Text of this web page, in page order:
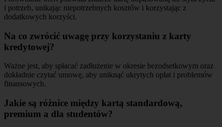
i potrzeb, unikając niepotrzebnych kosztów i korzystając z
dodatkowych korzyści.
Na co zwrócić uwagę przy korzystaniu z karty
kredytowej?
Ważne jest, aby spłacać zadłużenie w okresie bezodsetkowym oraz
dokładnie czytać umowę, aby uniknąć ukrytych opłat i problemów
finansowych.
Jakie są różnice między kartą standardową,
premium a dla studentów?